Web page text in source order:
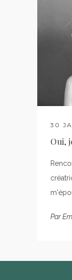
30
Oui,
Par